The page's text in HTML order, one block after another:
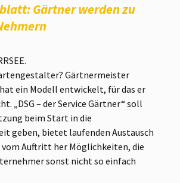
Gärtner werden zu
Gärtnermeister
ein Modell entwickelt, für das er
„DSG – der Service Gärtner“ soll
beim Start in die
geben, bietet laufenden Austausch
Auftritt her Möglichkeiten, die
sonst nicht so einfach